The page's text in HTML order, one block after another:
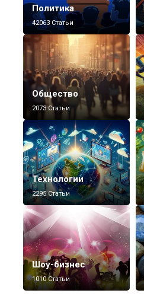
Политика
42063 Статьи
Общество
2073 Статьи
Технологии
2295 Статьи
Шоу-бизнес
1010 Статьи